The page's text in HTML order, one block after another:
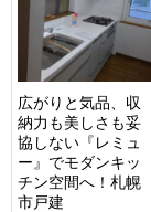
広がりと気品、収
納力も美しさも妥
協しない『レミュ
ー』でモダンキッ
チン空間へ！札幌
市戸建